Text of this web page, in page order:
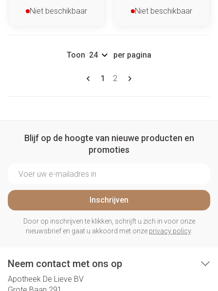
Niet beschikbaar Niet beschikbaar
Pagina's
U lees momenteel pagina
1 Pagina
2
Toon per pagina
Blijf op de hoogte van nieuwe producten en
promoties
Inschrijven
Door op inschrijven te klikken, schrijft u zich in voor onze
nieuwsbrief en gaat u akkoord met onze privacy policy.
Neem contact met ons op
Apotheek De Lieve BV